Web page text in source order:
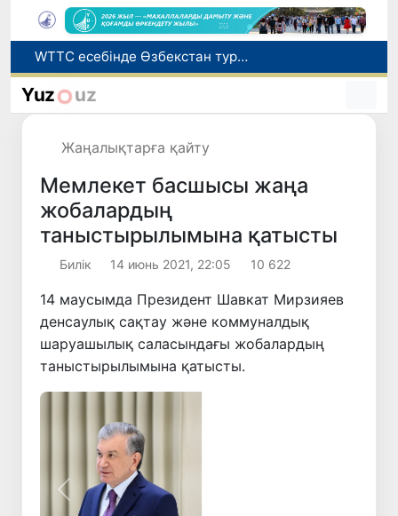
Мүмкіндігі шектеулі талапкерлерге қабылдау емтихандарында қосымша уақыт беріледі
Беларусьтен Өзбекстанға екінші тікелей жүк пойызы жөнелтілді
Yuz uz
Жаңалықтарға қайту
Мемлекет басшысы жаңа
жобалардың
таныстырылымына қатысты
Билік 14 июнь 2021, 22:05 10 622
14 маусымда Президент Шавкат Мирзияев
денсаулық сақтау және коммуналдық
шаруашылық саласындағы жобалардың
таныстырылымына қатысты.
Алдыңғы